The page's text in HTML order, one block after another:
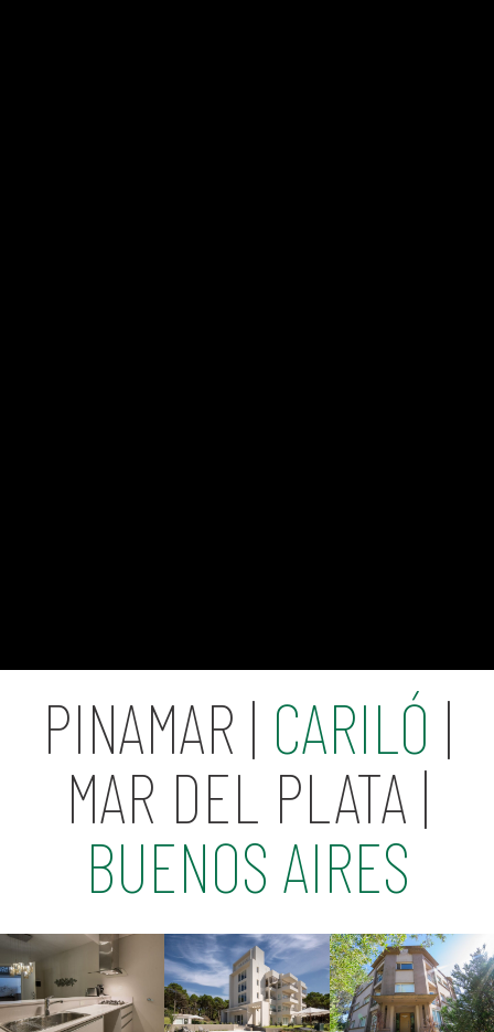
PINAMAR | CARILÓ |
MAR DEL PLATA |
BUENOS AIRES